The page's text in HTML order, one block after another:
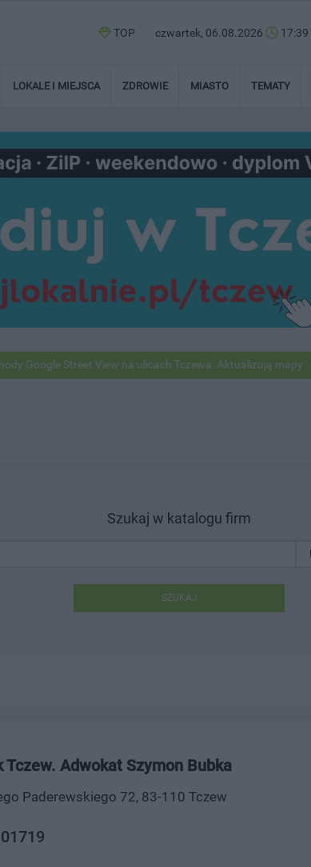
TOP czwartek, 06.08.2026 17:39
LOKALE I MIEJSCA ZDROWIE MIASTO TEMATY
Street View na ulicach Tczewa. Aktualizują mapy Pod
Szukaj w katalogu firm
SZUKAJ
Tczew. Adwokat Szymon Bubka
Paderewskiego 72, 83-110 Tczew